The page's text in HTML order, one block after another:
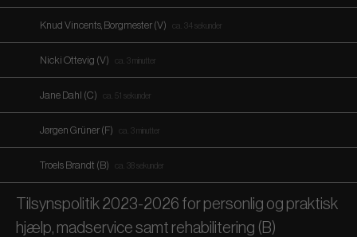
Knud Vincents, Borgmester (V) ca. 34 sekunder
Nicki Ottevig (V) ca. 3 minutter
Jane Dahl (C) ca. 51 sekunder
Jørgen Grüner (F) ca. 3 minutter
Troels Brandt (B) ca. 38 sekunder
Tilsynspolitik 2023-2026 for personlig og praktisk
hjælp, madservice samt rehabilitering (B)